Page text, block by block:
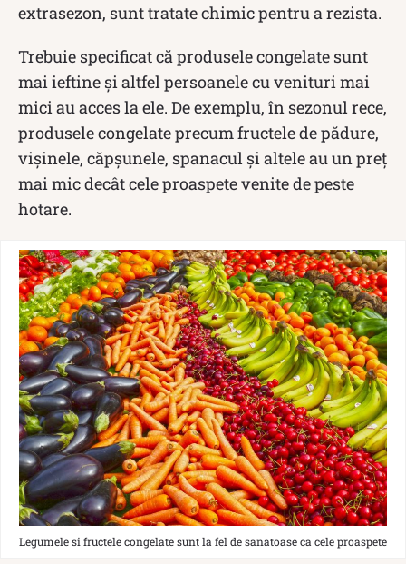
extrasezon, sunt tratate chimic pentru a rezista.
Trebuie specificat că produsele congelate sunt
mai ieftine și altfel persoanele cu venituri mai
mici au acces la ele. De exemplu, în sezonul rece,
produsele congelate precum fructele de pădure,
vișinele, căpșunele, spanacul și altele au un preț
mai mic decât cele proaspete venite de peste
hotare.
Legumele si fructele congelate sunt la fel de sanatoase ca cele proaspete